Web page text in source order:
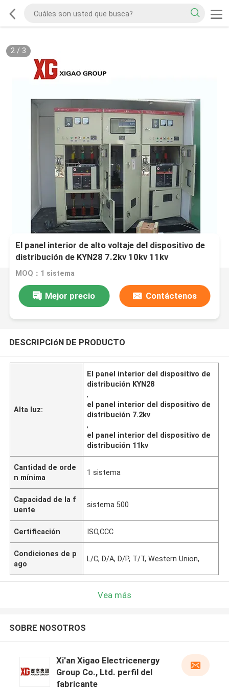
2/ 3
El panel interior de alto voltaje del dispositivo de
distribución de KYN28 7.2kv 10kv 11kv
MOQ：1 sistema
Mejor precio Contáctenos
DESCRIPCIóN DE PRODUCTO
Alta luz:
El panel interior del dispositivo de
distribución KYN28
,
el panel interior del dispositivo de
distribución 7.2kv
,
el panel interior del dispositivo de
distribución 11kv
Cantidad de orde
n mínima
1 sistema
Capacidad de la f
uente
sistema 500
Certificación ISO,CCC
Condiciones de p
ago
L/C, D/A, D/P, T/T, Western Union,
Vea más
SOBRE NOSOTROS
Xi'an Xigao Electricenergy
Group Co., Ltd. perfil del
fabricante